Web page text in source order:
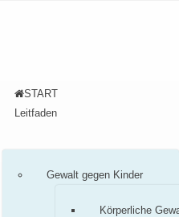
START
Leitfaden
Gewalt gegen Kinder
Körperliche